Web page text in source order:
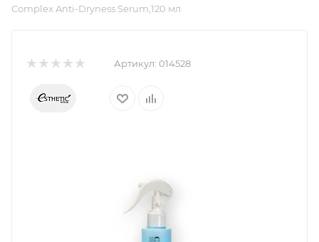
Complex Anti-Dryness Serum,120 мл
Артикул: 014528